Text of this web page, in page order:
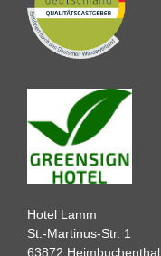
Hotel Lamm
St.-Martinus-Str. 1
63872 Heimbuchenthal